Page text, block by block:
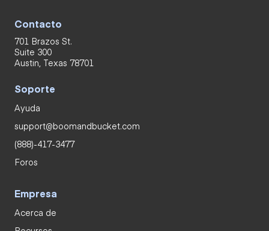
Contacto
701 Brazos St.
Suite 300
Austin, Texas 78701
Soporte
Ayuda
support@boomandbucket.com
(888)-417-3477
Foros
Empresa
Acerca de